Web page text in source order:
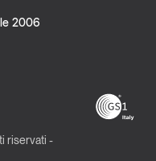
2006
riservati -